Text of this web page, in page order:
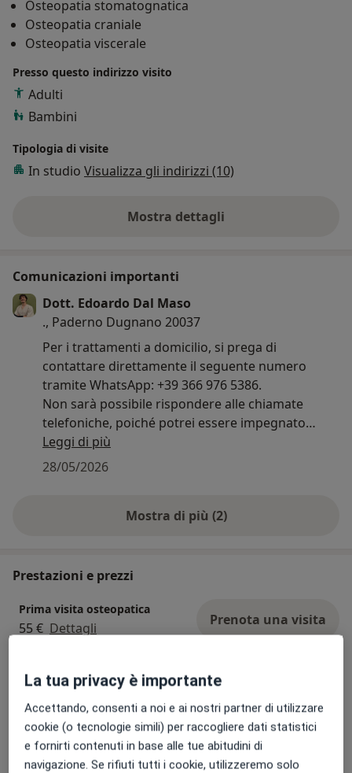
Osteopatia stomatognatica
Osteopatia craniale
Osteopatia viscerale
Presso questo indirizzo visito
Adulti
Bambini
Tipologia di visite
In studio Visualizza gli indirizzi (10)
Mostra dettagli
sull'esperienza
Comunicazioni importanti
Dott. Edoardo Dal Maso
., Paderno Dugnano 20037
Per i trattamenti a domicilio, si prega di
contattare direttamente il seguente numero
tramite WhatsApp: +39 366 976 5386.
Non sarà possibile rispondere alle chiamate
telefoniche, poiché potrei essere impegnato
durante le sedute con altri pazienti.
Leggi di più
28/05/2026
Mostra di più (2)
Prestazioni e prezzi
Prima visita osteopatica
55 € Dettagli Prenota una visita
Visita osteopatica
Dettagli Prenota una visita
Osteopatia
55 € Dettagli Prenota una visita
La tua privacy è importante
Accettando, consenti a noi e ai nostri partner di utilizzare
cookie (o tecnologie simili) per raccogliere dati statistici
e fornirti contenuti in base alle tue abitudini di
navigazione. Se rifiuti tutti i cookie, utilizzeremo solo